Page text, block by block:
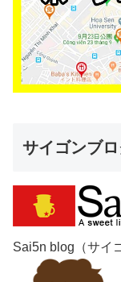
サイゴンブ
Sai5n blog（サイ